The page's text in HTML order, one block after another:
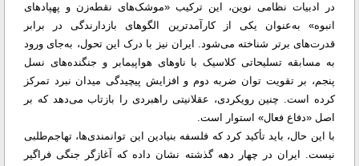
در ادبیات نظامی نوین، این ترکیب «موشک‌های نقطه‌زن و پهپادهای
انبوه» به‌عنوان یکی از کارآمدترین الگوهای بازدارندگی در برابر
قدرت‌های برتر شناخته می‌شود. ایران نیز با درک این تحول، به‌جای ورود
به مسابقه تسلیحاتی کلاسیک با ناوهای هواپیمابر و جنگنده‌های نسل
پنجم، بر تقویت توان ضربه دوم و افزایش پیچیدگی میدان نبرد تمرکز
کرده است. چنین رویکردی، عقلانیتی راهبردی را بازتاب می‌دهد که بر
اصل «دفاع فعال» استوار است.
با این حال، باید تأکید کرد که فلسفه بنیادین این توانمندی‌ها، تهاجم‌طلبی
نیست. ایران در چهار دهه گذشته نشان داده که آغازگر جنگی فراگیر